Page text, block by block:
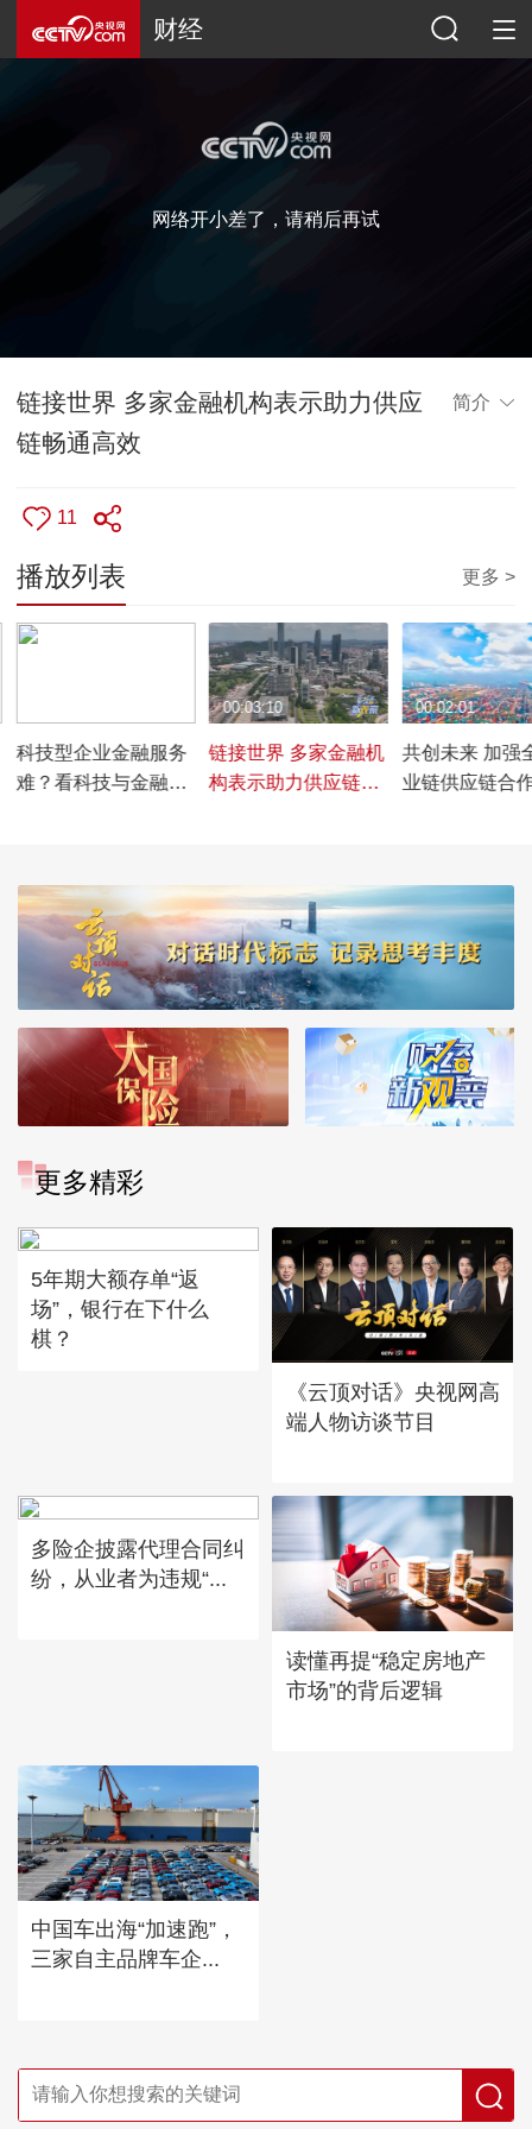
财经
网络开小差了，请稍后再试
链接世界 多家金融机构表示助力供应
链畅通高效
简介
11
播放列表 更多 >
科技型企业金融服务
难？看科技与金融如
链接世界 多家金融机
构表示助力供应链畅
00:03:10
共创未来 加强
业链供应链合
00:02:01
更多精彩
5年期大额存单“返
场”，银行在下什么
棋？
《云顶对话》央视网高
端人物访谈节目
多险企披露代理合同纠
纷，从业者为违规“...
读懂再提“稳定房地产
市场”的背后逻辑
中国车出海“加速跑”，
三家自主品牌车企...